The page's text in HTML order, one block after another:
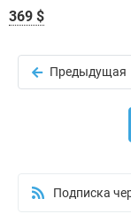
369 $
Предыдущая
Подписка